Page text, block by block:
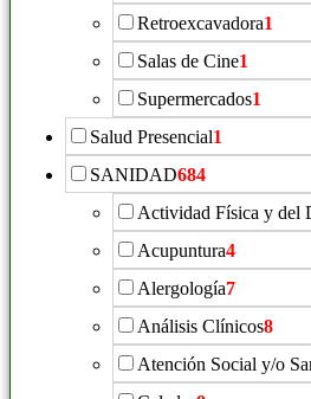
Retroexcavadora1
Salas de Cine1
Supermercados1
Salud Presencial1
SANIDAD684
Actividad Física y del
Acupuntura4
Alergología7
Análisis Clínicos8
Atención Social y/o